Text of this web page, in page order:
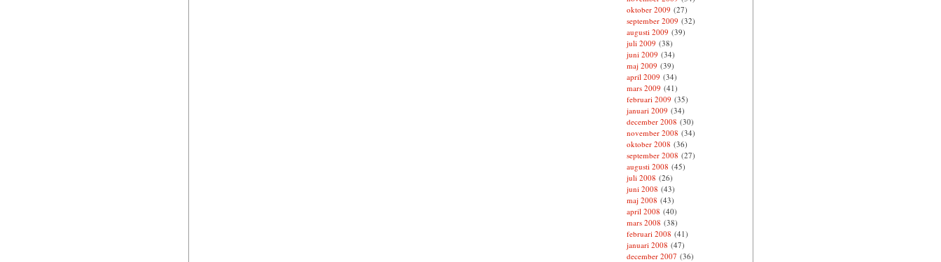
oktober 2009 (27)
september 2009 (32)
augusti 2009 (39)
juli 2009 (38)
juni 2009 (34)
maj 2009 (39)
april 2009 (34)
mars 2009 (41)
februari 2009 (35)
januari 2009 (34)
december 2008 (30)
november 2008 (34)
oktober 2008 (36)
september 2008 (27)
augusti 2008 (45)
juli 2008 (26)
juni 2008 (43)
maj 2008 (43)
april 2008 (40)
mars 2008 (38)
februari 2008 (41)
januari 2008 (47)
december 2007 (36)